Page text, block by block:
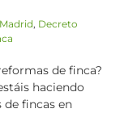
, Decreto
de finca?
haciendo
de fincas en